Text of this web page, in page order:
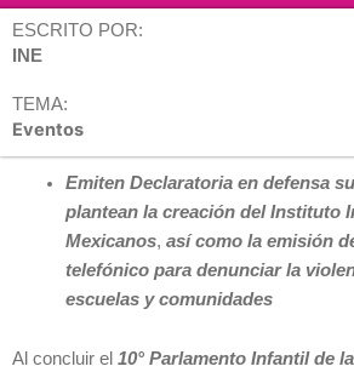
ESCRITO POR:
INE
TEMA:
Eventos
Emiten Declaratoria en defensa
plantean la creación del Instituto
Mexicanos, así como la emisión
telefónico para denunciar la
escuelas y comunidades
Al concluir el 10° Parlamento Infantil de